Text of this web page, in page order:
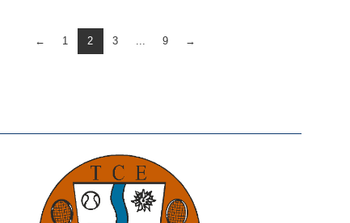
← 1 2 3 9 →